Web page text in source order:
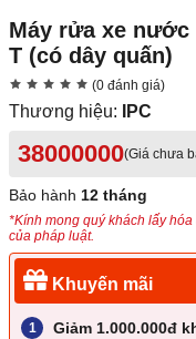
Máy rửa xe nước
T (có dây quấn)
(0 đánh giá)
Thương hiệu: IPC
38000000(Giá chưa
Bảo hành 12 tháng
*Kính mong quý khách lấy
của pháp luật.
Khuyến mãi
Giảm 1.000.000đ